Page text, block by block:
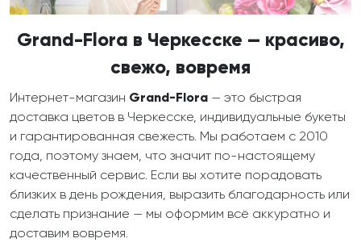
Grand-Flora в Черкесске — красиво,
свежо, вовремя
Интернет-магазин Grand-Flora — это быстрая
доставка цветов в Черкесске, индивидуальные букеты
и гарантированная свежесть. Мы работаем с 2010
года, поэтому знаем, что значит по-настоящему
качественный сервис. Если вы хотите порадовать
близких в день рождения, выразить благодарность или
сделать признание — мы оформим всё аккуратно и
доставим вовремя.